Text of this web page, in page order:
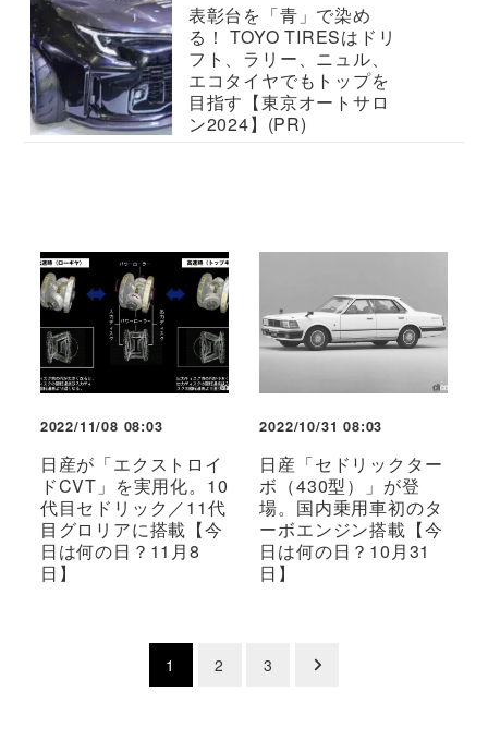
表彰台を「青」で染め
る！ TOYO TIRESはドリ
フト、ラリー、ニュル、
エコタイヤでもトップを
目指す【東京オートサロ
ン2024】(PR)
2022/11/08 08:03
日産が「エクストロイ
ドCVT」を実用化。10
代目セドリック／11代
目グロリアに搭載【今
日は何の日？11月8
日】
2022/10/31 08:03
日産「セドリックター
ボ（430型）」が登
場。国内乗用車初のタ
ーボエンジン搭載【今
日は何の日？10月31
日】
1 2 3